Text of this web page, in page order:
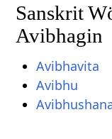
Sanskrit
Avibhagin
Avibhavita
Avibhu